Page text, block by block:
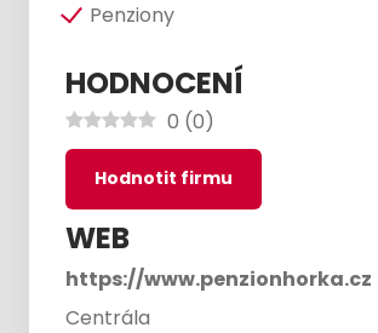
Penziony
HODNOCENÍ
0 (0)
Hodnotit firmu
WEB
https://www.penzionhorka.cz
Centrála